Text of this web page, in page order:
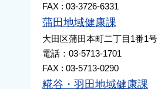
FAX : 03-3726-6331
蒲田地域健康課
大田区蒲田本町二丁目1番1号
電話：03-5713-1701
FAX : 03-5713-0290
糀谷・羽田地域健康課